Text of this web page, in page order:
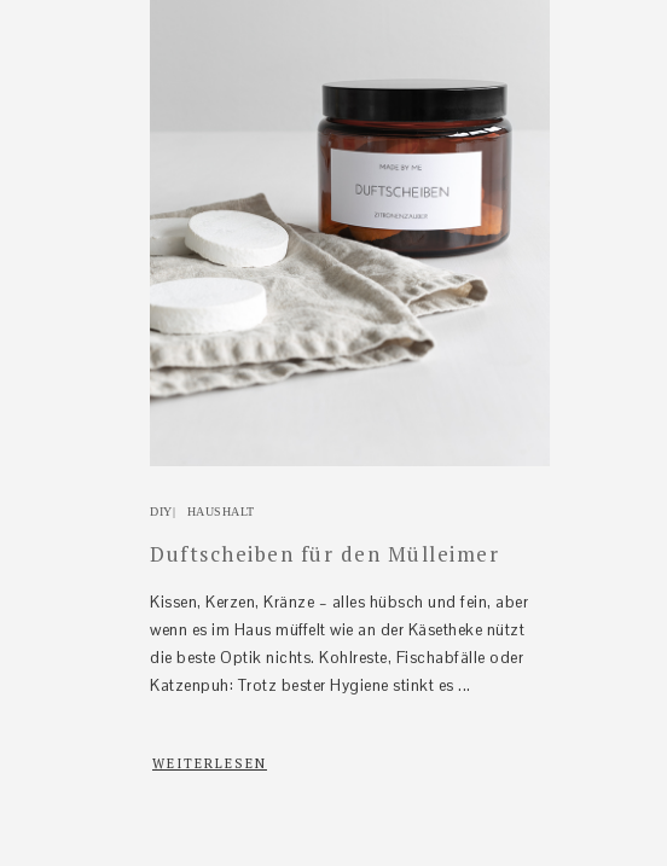
DIY| HAUSHALT
Duftscheiben für den Mülleimer
Kissen, Kerzen, Kränze – alles hübsch und fein, aber
wenn es im Haus müffelt wie an der Käsetheke nützt
die beste Optik nichts. Kohlreste, Fischabfälle oder
Katzenpuh: Trotz bester Hygiene stinkt es ...
WEITERLESEN